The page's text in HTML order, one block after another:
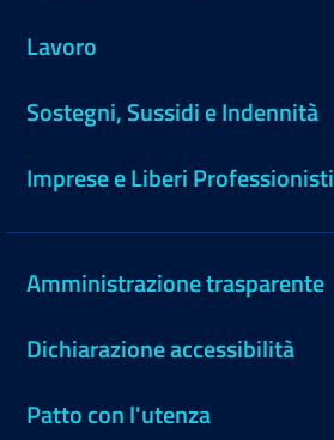
Lavoro
Sostegni, Sussidi e Indennità
Imprese e Liberi Professionisti
Amministrazione trasparente
Dichiarazione accessibilità
Patto con l'utenza